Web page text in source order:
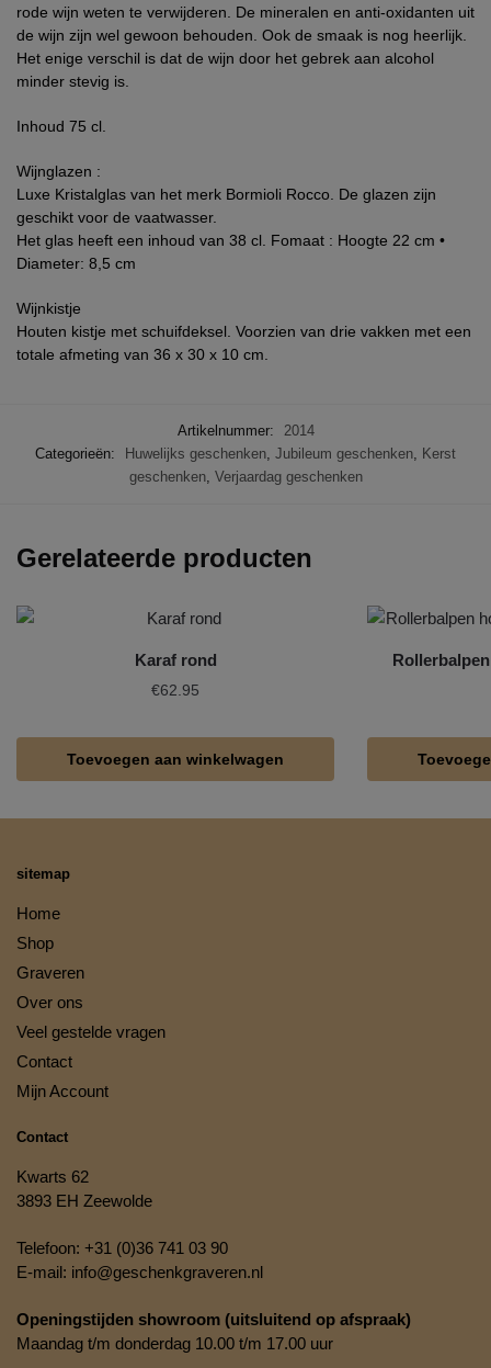
rode wijn weten te verwijderen. De mineralen en anti-oxidanten uit
de wijn zijn wel gewoon behouden. Ook de smaak is nog heerlijk.
Het enige verschil is dat de wijn door het gebrek aan alcohol
minder stevig is.
Inhoud 75 cl.
Wijnglazen :
Luxe Kristalglas van het merk Bormioli Rocco. De glazen zijn
geschikt voor de vaatwasser.
Het glas heeft een inhoud van 38 cl. Fomaat : Hoogte 22 cm •
Diameter: 8,5 cm
Wijnkistje
Houten kistje met schuifdeksel. Voorzien van drie vakken met een
totale afmeting van 36 x 30 x 10 cm.
Artikelnummer:
2014
Categorieën:
Huwelijks geschenken, Jubileum geschenken, Kerst
geschenken, Verjaardag geschenken
Gerelateerde producten
Karaf rond
€62.95
Toevoegen aan winkelwagen
sitemap
Home
Shop
Graveren
Over ons
Veel gestelde vragen
Contact
Mijn Account
Contact
Kwarts 62
3893 EH Zeewolde
Telefoon: +31 (0)36 741 03 90
E-mail: info@geschenkgraveren.nl
Openingstijden showroom (uitsluitend op afspraak)
Maandag t/m donderdag 10.00 t/m 17.00 uur